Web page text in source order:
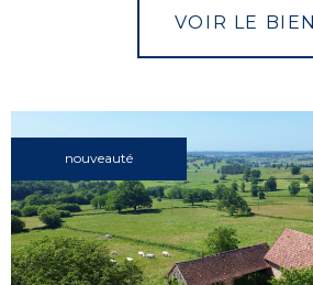
VOIR LE BIEN
nouveauté